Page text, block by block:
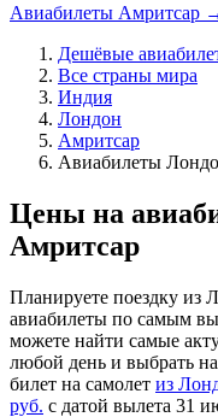
Авиабилеты Амритсар
Дешёвые
Все страны мира
Индия
Лондон
Амритсар
Авиабилеты
Цены на
Амритсар
Планируете поездку из
авиабилеты по самым
можете найти самые
любой день и выбрать
билет на самолет из
руб. с датой вылета 31